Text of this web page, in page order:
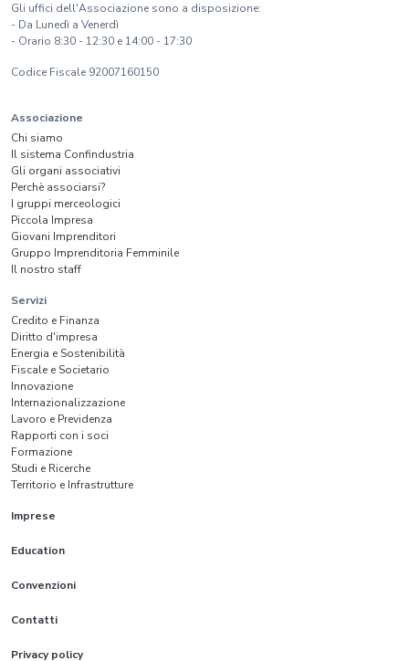
Gli uffici dell'Associazione sono a disposizione:
- Da Lunedì a Venerdì
- Orario 8:30 - 12:30 e 14:00 - 17:30
Codice Fiscale 92007160150
Associazione
Chi siamo
Il sistema Confindustria
Gli organi associativi
Perchè associarsi?
I gruppi merceologici
Piccola Impresa
Giovani Imprenditori
Gruppo Imprenditoria Femminile
Il nostro staff
Servizi
Credito e Finanza
Diritto d'impresa
Energia e Sostenibilità
Fiscale e Societario
Innovazione
Internazionalizzazione
Lavoro e Previdenza
Rapporti con i soci
Formazione
Studi e Ricerche
Territorio e Infrastrutture
Imprese
Education
Convenzioni
Contatti
Privacy policy